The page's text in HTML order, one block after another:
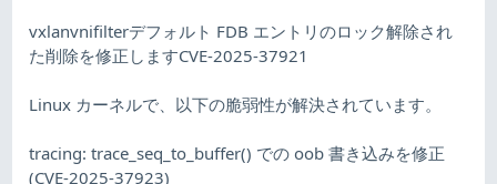
vxlanvnifilterデフォルト FDB エントリのロック解除され
た削除を修正しますCVE-2025-37921
Linux カーネルで、以下の脆弱性が解決されています。
tracing: trace_seq_to_buffer() での oob 書き込みを修正
(CVE-2025-37923)